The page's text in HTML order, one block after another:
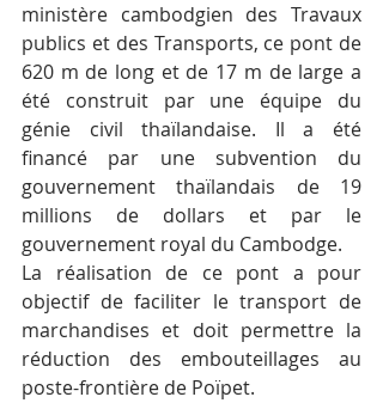
ministère cambodgien des Travaux
publics et des Transports, ce pont de
620 m de long et de 17 m de large a
été construit par une équipe du
génie civil thaïlandaise. Il a été
financé par une subvention du
gouvernement thaïlandais de 19
millions de dollars et par le
gouvernement royal du Cambodge.
La réalisation de ce pont a pour
objectif de faciliter le transport de
marchandises et doit permettre la
réduction des embouteillages au
poste-frontière de Poïpet.